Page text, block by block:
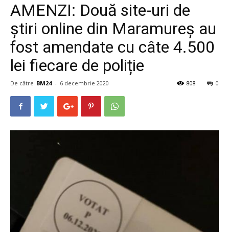
AMENZI: Două site-uri de
știri online din Maramureș au
fost amendate cu câte 4.500
lei fiecare de poliție
De către BM24 - 6 decembrie 2020 0
808